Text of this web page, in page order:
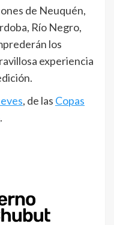
de Neuquén,
Río Negro,
los
experiencia
, de las Copas
.